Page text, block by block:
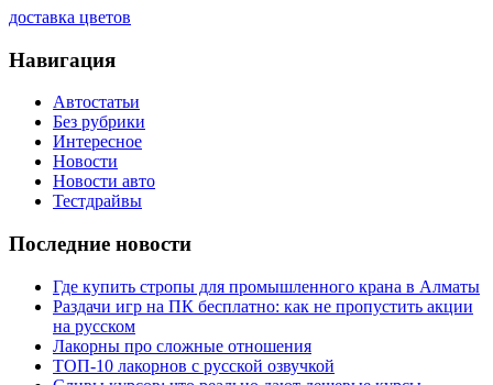
доставка цветов
Навигация
Автостатьи
Без рубрики
Интересное
Новости
Новости авто
Тестдрайвы
Последние новости
Где купить стропы для промышленного крана в Алматы
Раздачи игр на ПК бесплатно: как не пропустить акции
на русском
Лакорны про сложные отношения
ТОП-10 лакорнов с русской озвучкой